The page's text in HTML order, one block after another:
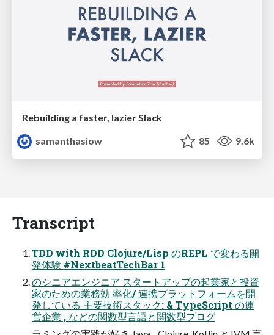
Rebuilding a faster, lazier Slack
samanthasiow
85 9.6k
Transcript
TDD with RDD Clojure/Lisp のREPL で変わる開
発体験 #NextbeatTechBar 1
のシニアエンジニア スタートアップの起業家と投資
家のための業務効 率化/ 連携プラットフォームを開
発している 主要技術スタック: & TypeScript の運
営企業 , などの関数型言語と関数型プログ